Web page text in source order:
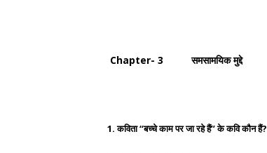
Chapter- 3 समसामयिक मुद्दे
1. कविता “बच्चे काम पर जा रहे हैं” के कवि कौन हैं?